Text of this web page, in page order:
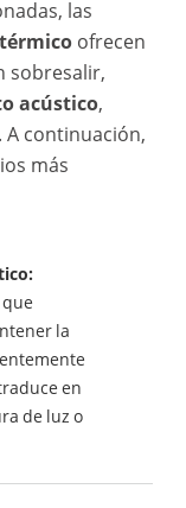
las
ofrecen
sobresalir,
acústico,
A continuación,
más
la
en
de luz o